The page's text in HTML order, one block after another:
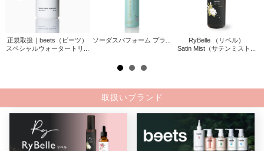
正規取扱｜beets（ビーツ）
スペシャルウォータートリ...
ソーダスパフォーム プラ...
RyBelle （リベル）
Satin Mist（サテンミスト...
取扱いブランド